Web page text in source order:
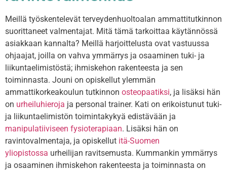
Meillä työskentelevät terveydenhuoltoalan ammattitutkinnon
suorittaneet valmentajat. Mitä tämä tarkoittaa käytännössä
asiakkaan kannalta? Meillä harjoittelusta ovat vastuussa
ohjaajat, joilla on vahva ymmärrys ja osaaminen tuki- ja
liikuntaelimistöstä; ihmiskehon rakenteesta ja sen
toiminnasta. Jouni on opiskellut ylemmän
ammattikorkeakoulun tutkinnon osteopaatiksi, ja lisäksi hän
on urheiluhieroja ja personal trainer. Kati on erikoistunut tuki-
ja liikuntaelimistön toimintakykyä edistävään ja
manipulatiiviseen fysioterapiaan. Lisäksi hän on
ravintovalmentaja, ja opiskellut itä-Suomen
yliopistossa urheilijan ravitsemusta. Kummankin ymmärrys
ja osaaminen ihmiskehon rakenteesta ja toiminnasta on